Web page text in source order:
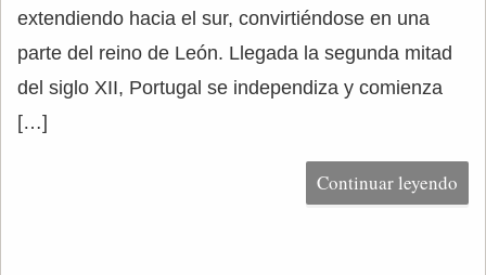
extendiendo hacia el sur, convirtiéndose en una
parte del reino de León. Llegada la segunda mitad
del siglo XII, Portugal se independiza y comienza
[…]
Continuar leyendo